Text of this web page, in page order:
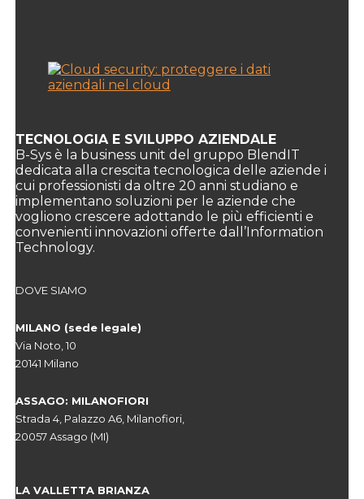
TECNOLOGIA E SVILUPPO AZIENDALE
B-Sys è la business unit del gruppo BlendIT
dedicata alla crescita tecnologica delle aziende i
cui professionisti da oltre 20 anni studiano e
implementano soluzioni per le aziende che
vogliono crescere adottando le più efficienti e
convenienti innovazioni offerte dall’Information
Technology.
DOVE SIAMO
MILANO (sede legale)
Via Noto, 10
20141 Milano
ASSAGO: MILANOFIORI
Strada 4, Palazzo A6, Milanofiori,
20057 Assago (MI)
LA VALLETTA BRIANZA